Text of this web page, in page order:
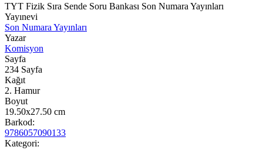
TYT Fizik Sıra Sende Soru Bankası Son Numara Yayınları
Yayınevi
Son Numara Yayınları
Yazar
Komisyon
Sayfa
234 Sayfa
Kağıt
2. Hamur
Boyut
19.50x27.50 cm
Barkod:
9786057090133
Kategori: